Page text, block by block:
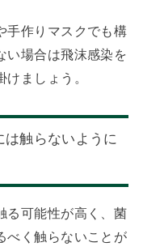
手作りマスクでも構
い場合は飛沫感染を
ましょう。
触らないように
る可能性が高く、菌
べく触らないことが